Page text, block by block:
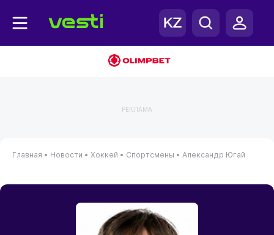
РЕКЛАМА
Главная • Новости • Хоккей • Спортсмены • Александр Югай